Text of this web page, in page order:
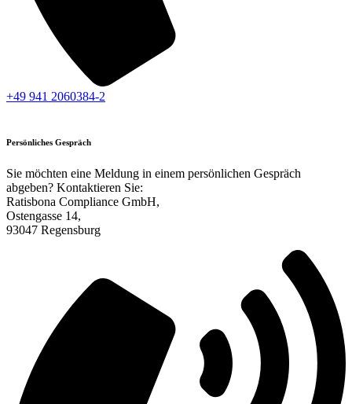
+49 941 2060384-2
Persönliches Gespräch
Sie möchten eine Meldung in einem persönlichen Gespräch
abgeben? Kontaktieren Sie:
Ratisbona Compliance GmbH,
Ostengasse 14,
93047 Regensburg